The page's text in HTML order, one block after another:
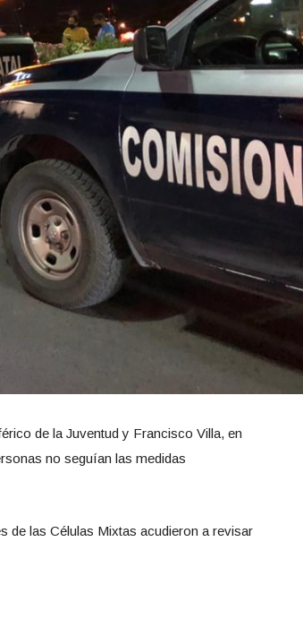
de la Juventud y Francisco Villa, en
no seguían las medidas
de las Células Mixtas acudieron a revisar